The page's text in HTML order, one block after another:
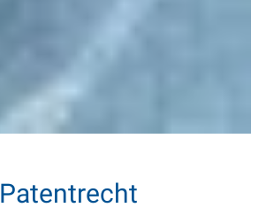
Patentrecht